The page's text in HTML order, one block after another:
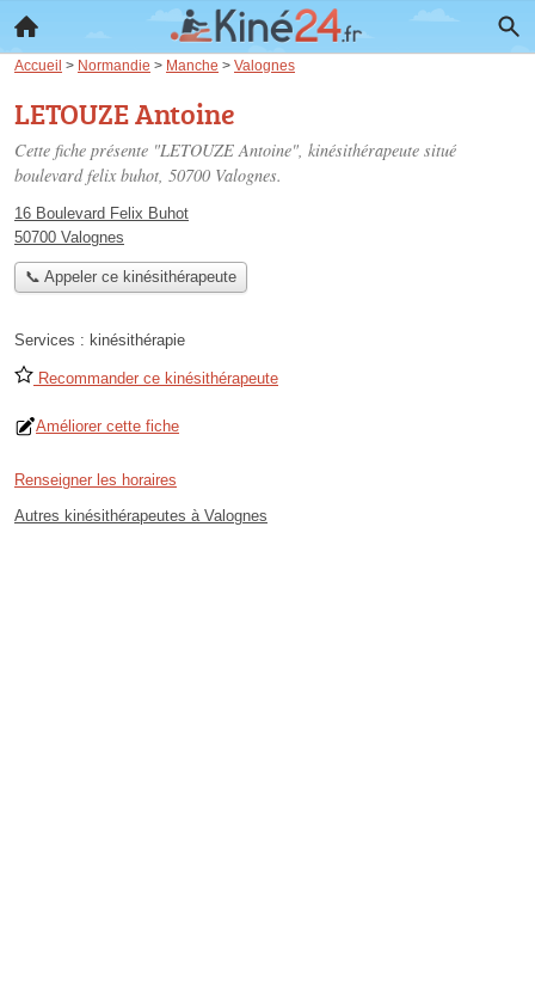
Accueil > Normandie > Manche > Valognes
LETOUZE Antoine
Cette fiche présente "LETOUZE Antoine", kinésithérapeute situé
boulevard felix buhot, 50700 Valognes.
16 Boulevard Felix Buhot
50700 Valognes
📞 Appeler ce kinésithérapeute
Services : kinésithérapie
Recommander ce kinésithérapeute
Améliorer cette fiche
Renseigner les horaires
Autres kinésithérapeutes à Valognes